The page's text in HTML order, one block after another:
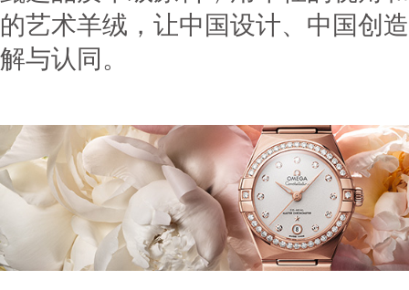
的艺术羊绒，让中国设计、中国创
解与认同。